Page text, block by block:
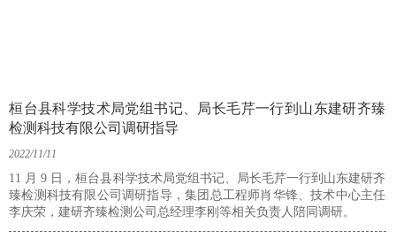
桓台县科学技术局党组书记、局长毛芹一行到山东建研齐臻
检测科技有限公司调研指导
2022/11/11
11 月 9 日，桓台县科学技术局党组书记、局长毛芹一行到山东建研齐
臻检测科技有限公司调研指导，集团总工程师肖华锋、技术中心主任
李庆荣，建研齐臻检测公司总经理李刚等相关负责人陪同调研。